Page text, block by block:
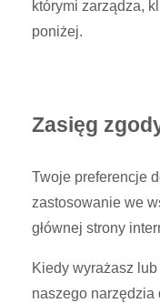
którymi zarządza,
poniżej.
Zasięg
Twoje preferencje
zastosowanie we
głównej strony
Kiedy wyrażasz
naszego narzędzia